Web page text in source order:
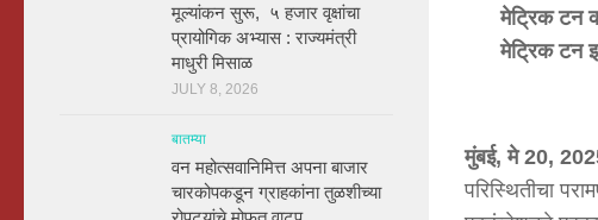
मेट्रिक टन
मेट्रिक टन
मुंबई,मे20,
परिस्थितीचा
मूल्यांकन सुरू, ५ हजार वृक्षांचा
प्रायोगिक अभ्यास : राज्यमंत्री
माधुरी मिसाळ
JULY 8, 2026
बातम्या
वन महोत्सवानिमित्त अपना बाजार
चारकोपकडून ग्राहकांना तुळशीच्या